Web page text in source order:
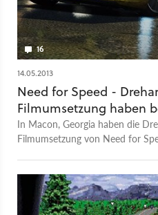
16
14.05.2013
Need for Speed -
Filmumsetzung haben
In Macon, Georgia haben die
Filmumsetzung von Need for